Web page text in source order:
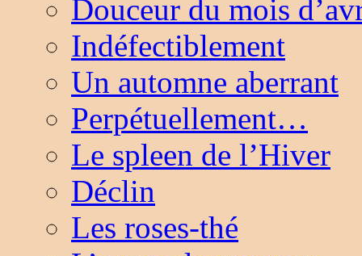
Douceur du mois
Indéfectiblement
Un automne aberrant
Perpétuellement…
Le spleen de l’Hiver
Déclin
Les roses-thé